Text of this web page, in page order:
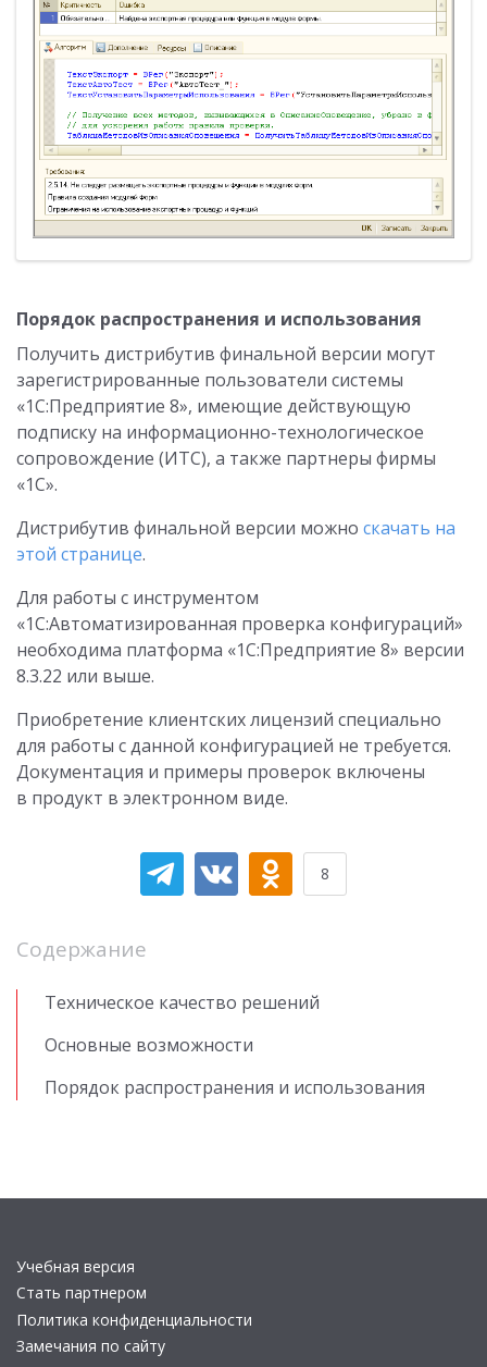
Порядок распространения и использования
Получить дистрибутив финальной версии могут
зарегистрированные пользователи системы
«1С:Предприятие 8», имеющие действующую
подписку на информационно-технологическое
сопровождение (ИТС), а также партнеры фирмы
«1С».
Дистрибутив финальной версии можно скачать на
этой странице.
Для работы с инструментом
«1С:Автоматизированная проверка конфигураций»
необходима платформа «1С:Предприятие 8» версии
8.3.22 или выше.
Приобретение клиентских лицензий специально
для работы с данной конфигурацией не требуется.
Документация и примеры проверок включены
в продукт в электронном виде.
8
Содержание
Техническое качество решений
Основные возможности
Порядок распространения и использования
Учебная версия
Стать партнером
Политика конфиденциальности
Замечания по сайту